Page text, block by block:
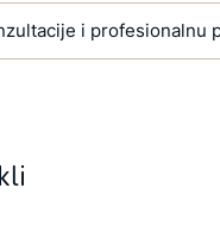
i profesionalnu